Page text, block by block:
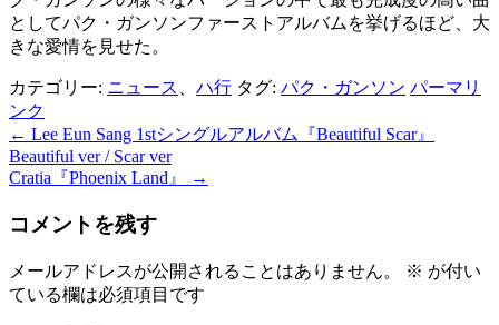
としてパク・ガンソンファーストアルバムを挙げるほど、大
きな愛情を見せた。
カテゴリー: ニュース ハ行 タグ: パク・ガンソン パーマリ
ンク
投
稿
ナ
ゲ
← Lee Eun Sang 1stシングルアルバム『Beautiful Scar』
Beautiful ver / Scar ver
Cratia『Phoenix Land』
→
コメントを残す
メールアドレスが公開されることはありません。 ※ が付い
ている欄は必須項目です